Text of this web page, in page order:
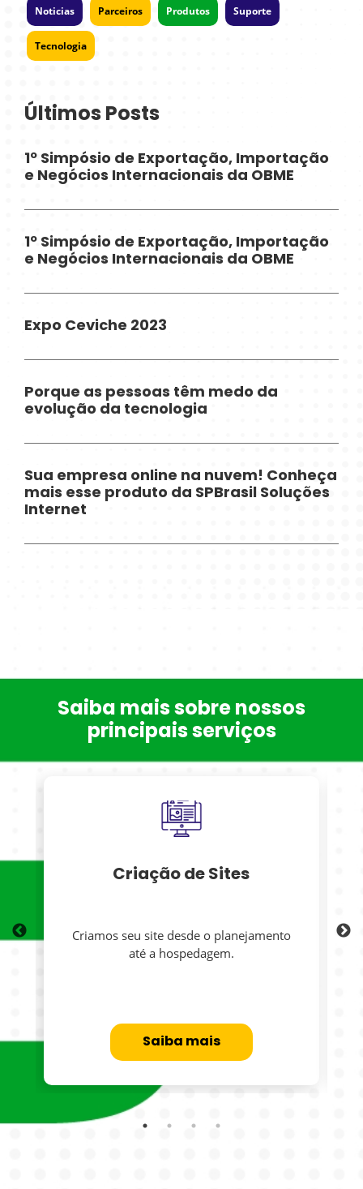
Noticias Parceiros Produtos Suporte
Tecnologia
Últimos Posts
1º Simpósio de Exportação, Importação
e Negócios Internacionais da OBME
1º Simpósio de Exportação, Importação
e Negócios Internacionais da OBME
Expo Ceviche 2023
Porque as pessoas têm medo da
evolução da tecnologia
Sua empresa online na nuvem! Conheça
mais esse produto da SPBrasil Soluções
Internet
Saiba mais sobre nossos
principais serviços
Criação de Sites
Criamos seu site desde o planejamento
até a hospedagem.
Saiba mais